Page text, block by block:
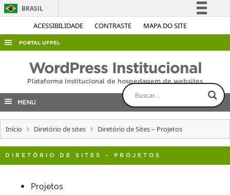
ACESSIBILIDADE CONTRASTE MAPA DO SITE
BRASIL
Simplifique!
Acesso à informação
Legislação
PORTAL UFPEL
AUDITORIA
COBALTO
CONCURSOS
EDITAIS
INTERNACIONAL
OUVIDORIA
WordPress Institucional
Plataforma institucional de hospedagem de websites
MENU
Início Diretório de sites Diretório de Sites – Projetos
DIRETÓRIO DE SITES – PROJETOS
Projetos